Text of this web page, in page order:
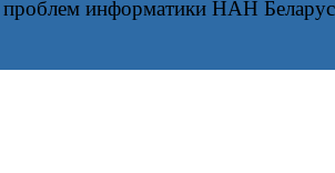
проблем информатики НАН